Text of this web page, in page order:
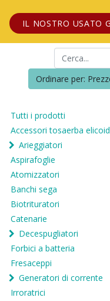
IL NOSTRO USATO
Ordinare per:
Tutti i prodotti
Accessori tosaerba
Arieggiatori
Aspirafoglie
Atomizzatori
Banchi sega
Biotrituratori
Catenarie
Decespugliatori
Forbici a batteria
Fresaceppi
Generatori di corrente
Irroratrici